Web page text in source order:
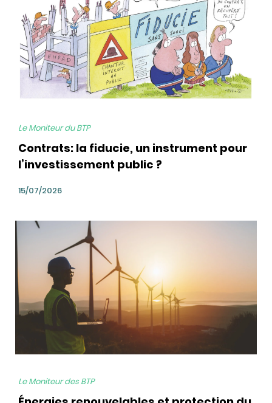
Le Moniteur du BTP
Contrats: la fiducie, un instrument pour
l’investissement public ?
15/07/2026
bg
Le Moniteur des BTP